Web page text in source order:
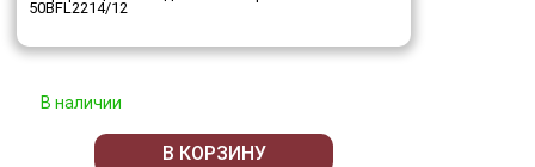
50BFL2214/12
В наличии
В КОРЗИНУ